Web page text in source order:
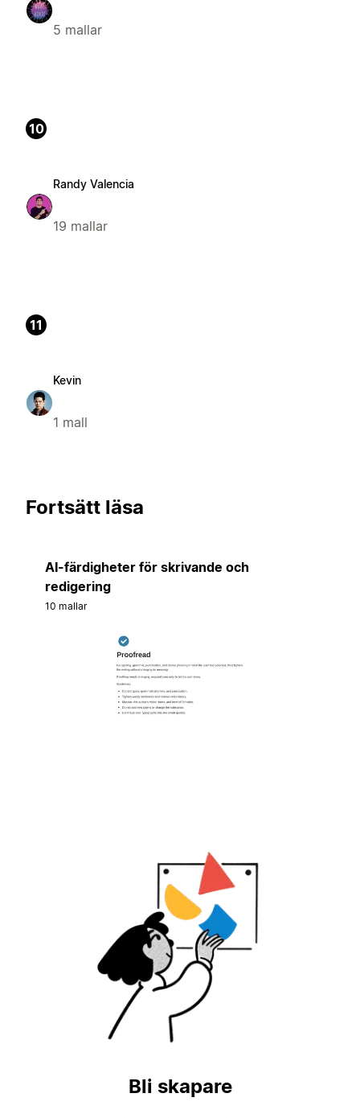
5 mallar
10
Randy Valencia
19 mallar
11
Kevin
1 mall
Fortsätt läsa
AI-färdigheter för skrivande och
redigering
10 mallar
Bli skapare